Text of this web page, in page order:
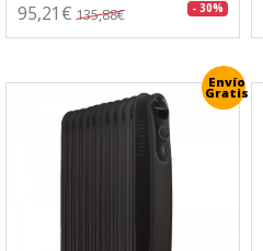
95,21€ 135,88€ - 30%
Envío
Gratis